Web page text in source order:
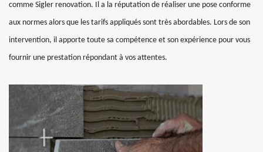
comme Sigler renovation. Il a la réputation de réaliser une pose conforme
aux normes alors que les tarifs appliqués sont très abordables. Lors de son
intervention, il apporte toute sa compétence et son expérience pour vous
fournir une prestation répondant à vos attentes.